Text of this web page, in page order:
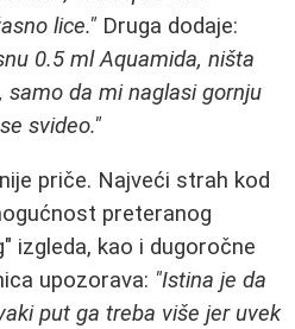
lice." Druga dodaje:
0.5 ml Aquamida, ništa
samo da mi naglasi gornju
svideo."
priče. Najveći strah kod
preteranog
izgleda, kao i dugoročne
upozorava: "Istina je da
put ga treba više jer uvek